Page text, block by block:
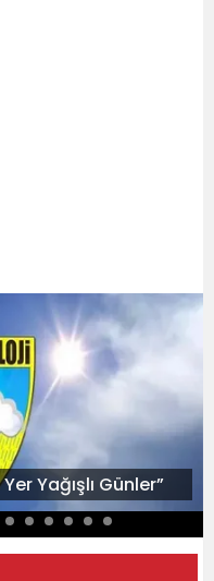
Yağışlı Günler”